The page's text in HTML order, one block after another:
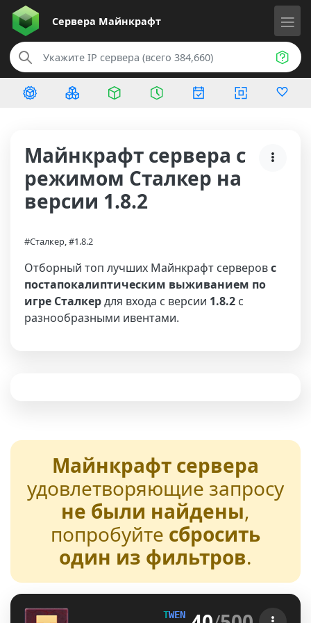
Сервера Майнкрафт
Майнкрафт сервера с
режимом Сталкер на
версии 1.8.2
#Сталкер, #1.8.2
Отборный топ лучших Майнкрафт серверовс
постапокалиптическим выживанием по
игре Сталкердля входа с версии 1.8.2 с
разнообразными ивентами.
Майнкрафт сервера
удовлетворяющие запросу
не были найдены,
попробуйте сбросить
один из фильтров.
TWEN UR E
[1.21-26.2]